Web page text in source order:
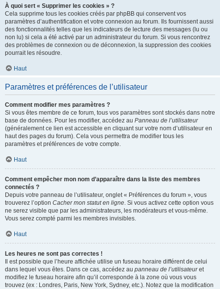
À quoi sert « Supprimer les cookies » ?
Cela supprime tous les cookies créés par phpBB qui conservent vos
paramètres d’authentification et votre connexion au forum. Ils fournissent aussi
des fonctionnalités telles que les indicateurs de lecture des messages (lu ou
non lu) si cela a été activé par un administrateur du forum. Si vous rencontrez
des problèmes de connexion ou de déconnexion, la suppression des cookies
pourrait les résoudre.
Haut
Paramètres et préférences de l’utilisateur
Comment modifier mes paramètres ?
Si vous êtes membre de ce forum, tous vos paramètres sont stockés dans notre
base de données. Pour les modifier, accédez au Panneau de l’utilisateur
(généralement ce lien est accessible en cliquant sur votre nom d’utilisateur en
haut des pages du forum). Cela vous permettra de modifier tous les
paramètres et préférences de votre compte.
Haut
Comment empêcher mon nom d’apparaître dans la liste des membres
connectés ?
Depuis votre panneau de l’utilisateur, onglet « Préférences du forum », vous
trouverez l’option Cacher mon statut en ligne. Si vous activez cette option vous
ne serez visible que par les administrateurs, les modérateurs et vous-même.
Vous serez compté parmi les membres invisibles.
Haut
Les heures ne sont pas correctes !
Il est possible que l’heure affichée utilise un fuseau horaire différent de celui
dans lequel vous êtes. Dans ce cas, accédez au panneau de l’utilisateuret
modifiez le fuseau horaire afin qu’il corresponde à la zone où vous vous
trouvez (ex : Londres, Paris, New York, Sydney, etc.). Notez que la modification